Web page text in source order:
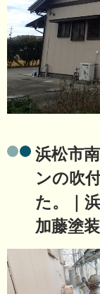
浜松市
ンの吹
た。｜
加藤塗